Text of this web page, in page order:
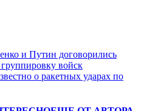
и Путин договорились
войск
о ракетных ударах по